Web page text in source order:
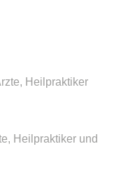
Heilpraktiker
Heilpraktiker und